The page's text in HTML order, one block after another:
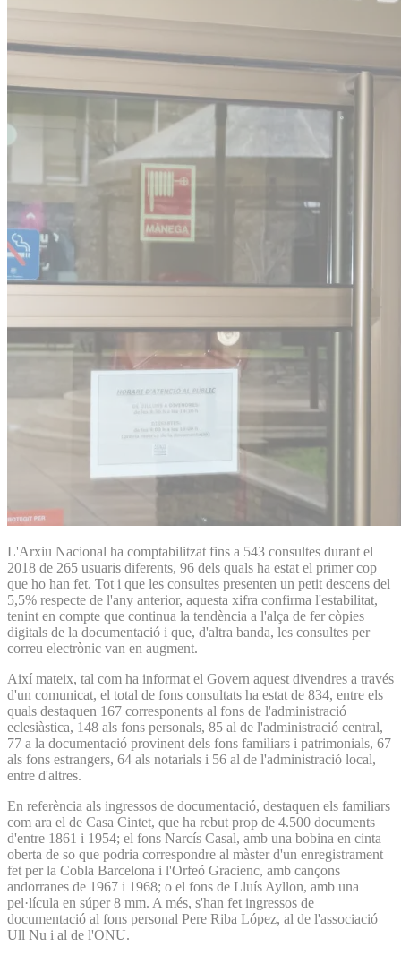
L'Arxiu Nacional ha comptabilitzat fins a 543 consultes durant el
2018 de 265 usuaris diferents, 96 dels quals ha estat el primer cop
que ho han fet. Tot i que les consultes presenten un petit descens del
5,5% respecte de l'any anterior, aquesta xifra confirma l'estabilitat,
tenint en compte que continua la tendència a l'alça de fer còpies
digitals de la documentació i que, d'altra banda, les consultes per
correu electrònic van en augment.
Així mateix, tal com ha informat el Govern aquest divendres a través
d'un comunicat, el total de fons consultats ha estat de 834, entre els
quals destaquen 167 corresponents al fons de l'administració
eclesiàstica, 148 als fons personals, 85 al de l'administració central,
77 a la documentació provinent dels fons familiars i patrimonials, 67
als fons estrangers, 64 als notarials i 56 al de l'administració local,
entre d'altres.
En referència als ingressos de documentació, destaquen els familiars
com ara el de Casa Cintet, que ha rebut prop de 4.500 documents
d'entre 1861 i 1954; el fons Narcís Casal, amb una bobina en cinta
oberta de so que podria correspondre al màster d'un enregistrament
fet per la Cobla Barcelona i l'Orfeó Gracienc, amb cançons
andorranes de 1967 i 1968; o el fons de Lluís Ayllon, amb una
pel·lícula en súper 8 mm. A més, s'han fet ingressos de
documentació al fons personal Pere Riba López, al de l'associació
Ull Nu i al de l'ONU.